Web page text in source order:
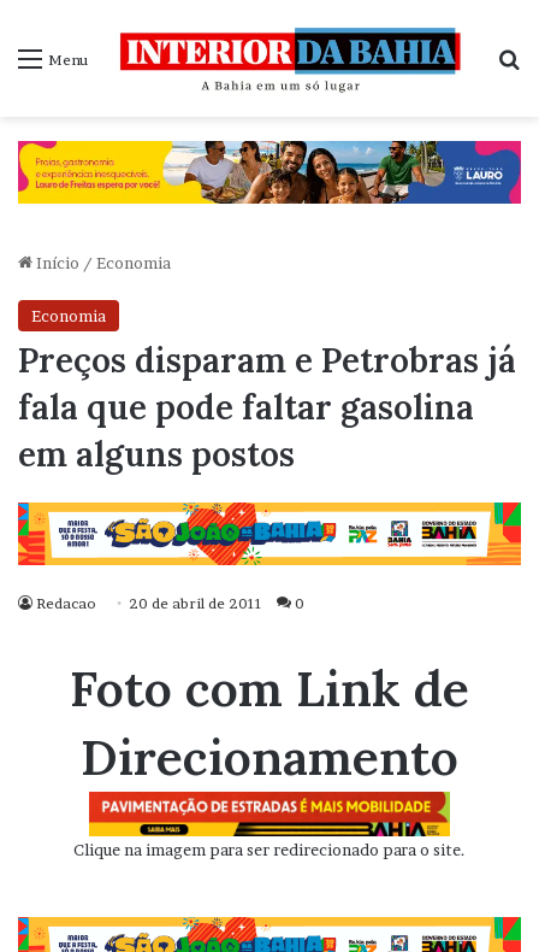
Menu
Início / Economia
Economia
Preços disparam e Petrobras já
fala que pode faltar gasolina
em alguns postos
Redacao 20 de abril de 2011 0
Foto com Link de
Direcionamento
Clique na imagem para ser redirecionado para o site.